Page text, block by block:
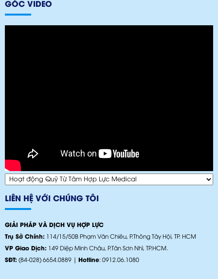
GÓC VIDEO
LIÊN HỆ VỚI CHÚNG TÔI
GIẢI PHÁP VÀ DỊCH VỤ HỢP LỰC
Trụ Sở Chính: 114/15/50B Phạm Văn Chiêu, P.Thông Tây Hội, TP. HCM
VP Giao Dịch: 149 Diệp Minh Châu, P.Tân Sơn Nhì, TP.HCM.
SĐT: (84-028) 6654.0889 | Hotline: 0912.06.1080